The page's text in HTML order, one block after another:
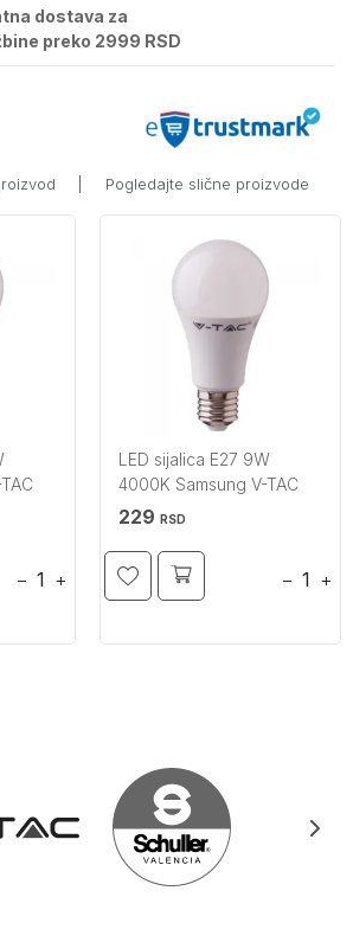
dostava za
preko 2999 RSD
Pogledajte slične proizvode
− +
LED sijalica E27 9W
4000K Samsung V-TAC
229 RSD
− +